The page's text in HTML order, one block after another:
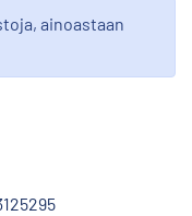
ainoastaan